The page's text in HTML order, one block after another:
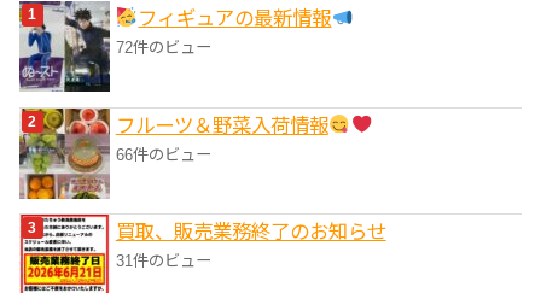
ー
フィギュアの最新情報
72件のビュー
フルーツ＆野菜入荷情報
66件のビュー
買取、販売業務終了のお知らせ
31件のビュー